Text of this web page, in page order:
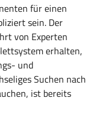
für einen
sein. Der
von Experten
erhalten,
und
Suchen nach
ist bereits